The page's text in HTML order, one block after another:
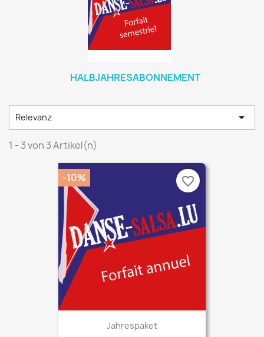
HALBJAHRESABONNEMENT
Relevanz 
1 - 3 von 3 Artikel(n)
Jahrespaket
-10% favorite_border